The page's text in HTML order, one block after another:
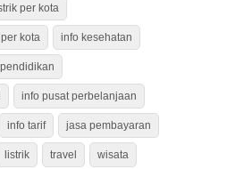
per kota
kota info kesehatan
info pusat perbelanjaan
info tarif jasa pembayaran
listrik travel wisata